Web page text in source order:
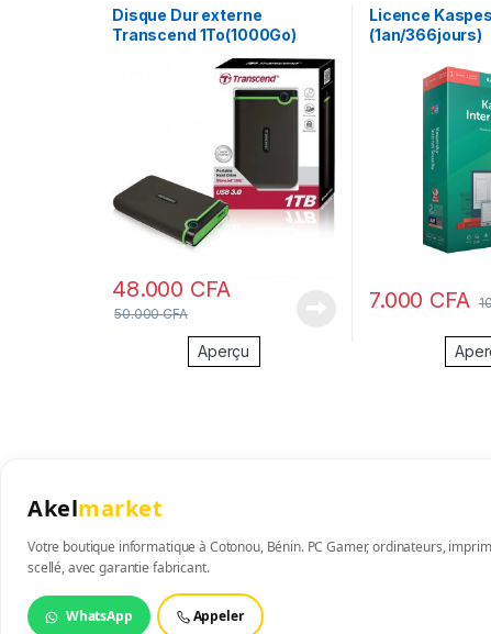
Disque Dur externe
Transcend 1To(1000Go)
48.000 CFA
50.000CFA
Aperçu
Licence
(1an/366jours)
7.000 CFA
Akelmarket
Votre boutique informatique à Cotonou, Bénin. PC Gamer, ordinateurs,
scellé, avec garantie fabricant.
WhatsApp Appeler